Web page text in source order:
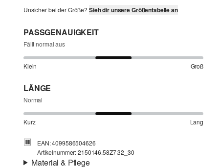
Unsicher bei der Größe? Sieh dir unsere Größentabelle an
PASSGENAUIGKEIT
Fällt normal aus
Klein Groß
LÄNGE
Normal
Kurz Lang
EAN: 4099586504626
Artikelnummer: 2150146.58Z7.32_30
Material & Pflege